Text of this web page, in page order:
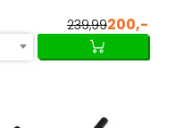
239,99200,-